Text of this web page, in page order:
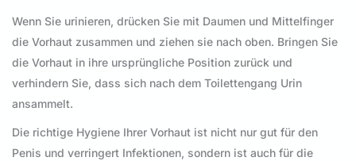
Wenn Sie urinieren, drücken Sie mit Daumen und Mittelfinger
die Vorhaut zusammen und ziehen sie nach oben. Bringen Sie
die Vorhaut in ihre ursprüngliche Position zurück und
verhindern Sie, dass sich nach dem Toilettengang Urin
ansammelt.
Die richtige Hygiene Ihrer Vorhaut ist nicht nur gut für den
Penis und verringert Infektionen, sondern ist auch für die